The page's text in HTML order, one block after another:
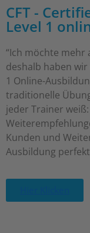
CFT -
Level 1
“Ich möchte mehr
deshalb haben
1 Online-
traditionelle
jeder Trainer
Kunden und
Ausbildung